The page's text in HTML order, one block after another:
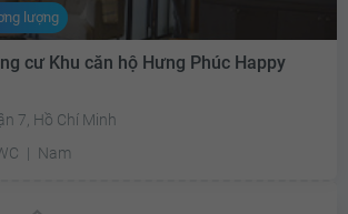
lượng
cư Khu căn hộ Hưng Phúc Happy
7, Hồ Chí Minh
Nam